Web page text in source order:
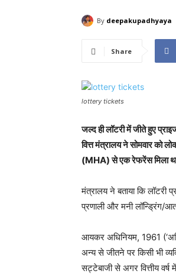
By deepakupadhyaya
Share
lottery tickets
जल्द ही लॉटरी में जीते हुए
वित्त मंत्रालय ने सोमवार को
(MHA) से एक रेफरेंस मिला
मंत्रालय ने बताया कि
प्रणाली और मनी लॉन्ड्रिंग/
आयकर अधिनियम, 1961
अन्य से जीतने पर किसी भी
सट्टेबाजी से अगर वित्तीय